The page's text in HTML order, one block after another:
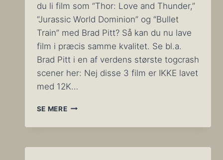
du li film som “Thor: Love and Thunder,”
“Jurassic World Dominion” og “Bullet
Train” med Brad Pitt? Så kan du nu lave
film i præcis samme kvalitet. Se bl.a.
Brad Pitt i en af verdens største togcrash
scener her: Nej disse 3 film er IKKE lavet
med 12K…
SE MEREBLACKMAGIC
NYHEDER